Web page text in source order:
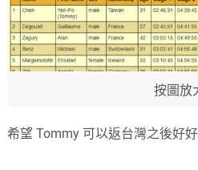
按圖放
希望 Tommy 可以返台灣之後好